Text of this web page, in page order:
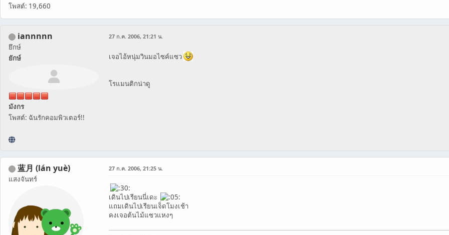
โพสต์: 19,660
iannnnn
ยึกษ์
ยักษ์
มังกร
โพสต์: ฉันรักคอมพิวเตอร์!!
27 ก.ค. 2006, 21:21 น.
เจอไอ้หนุ่มวินมอไซค์แซว
โรแมนติกน่าดู
蓝月 (lán yuè)
แสงจันทร์
27 ก.ค. 2006, 21:25 น.
เดินไปเรียนนี่เดะ
แถมเดินไปเรียนเจ็ดโมงเช้า
คงเจอต้นไม้แซวแหงๆ